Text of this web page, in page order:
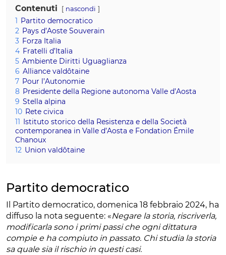
Contenuti nascondi
1 Partito democratico
2 Pays d’Aoste Souverain
3 Forza Italia
4 Fratelli d’Italia
5 Ambiente Diritti Uguaglianza
6 Alliance valdôtaine
7 Pour l’Autonomie
8 Presidente della Regione autonoma Valle d’Aosta
9 Stella alpina
10 Rete civica
11 Istituto storico della Resistenza e della Società
contemporanea in Valle d’Aosta e Fondation Émile
Chanoux
12 Union valdôtaine
Partito democratico
Il Partito democratico, domenica 18 febbraio 2024, ha
diffuso la nota seguente: «Negare la storia, riscriverla,
modificarla sono i primi passi che ogni dittatura
compie e ha compiuto in passato. Chi studia la storia
sa quale sia il rischio in questi casi.